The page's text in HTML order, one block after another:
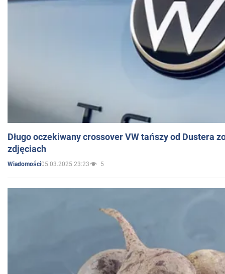
Długo oczekiwany crossover VW tańszy od Dustera
zdjęciach
Wiadomości05.03.2025 23:23 5